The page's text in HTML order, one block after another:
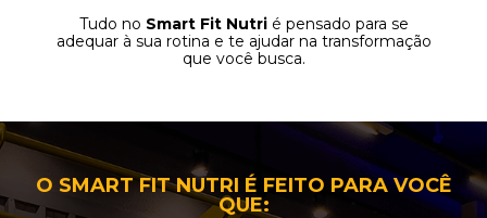
Tudo no Smart Fit Nutrié pensado para se
adequar à sua rotina e te ajudar na transformação
que você busca.
O SMART FIT NUTRI É FEITO PARA VOCÊ
QUE: